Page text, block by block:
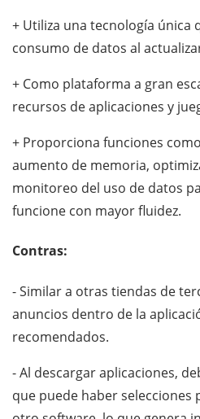
+ Utiliza una tecnología única
consumo de datos al
+ Como plataforma a gran
recursos de aplicaciones y
+ Proporciona funciones
aumento de memoria,
monitoreo del uso de datos
funcione con mayor fluidez.
Contras:
- Similar a otras tiendas de
anuncios dentro de la
recomendados.
- Al descargar aplicaciones,
que puede haber